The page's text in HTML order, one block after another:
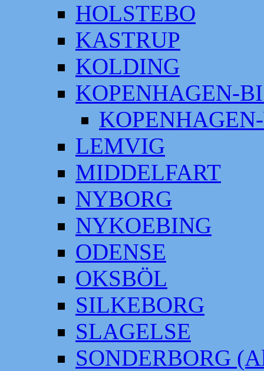
HOLSTEBO
KASTRUP
KOLDING
KOPENHAGEN-
LEMVIG
MIDDELFART
NYBORG
NYKOEBING
ODENSE
OKSBÖL
SILKEBORG
SLAGELSE
SONDERBORG